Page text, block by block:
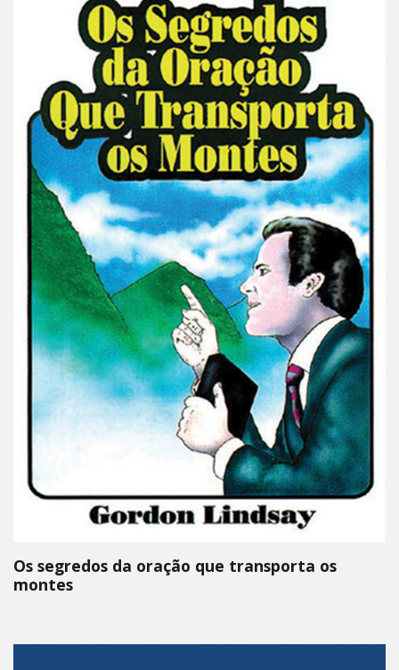
Os segredos da oração que transporta os
montes